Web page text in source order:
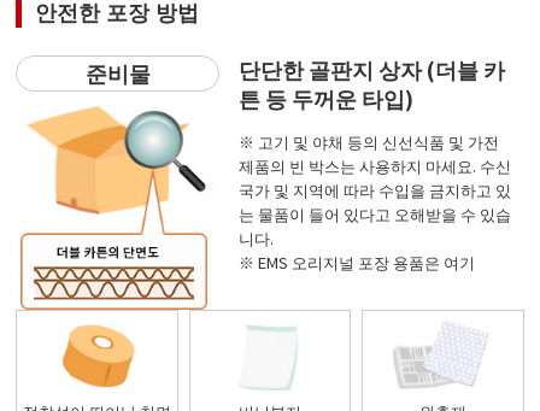
안전한 포장 방법
준비물
단단한 골판지 상자 (더블 카
튼 등 두꺼운 타입)
※ 고기 및 야채 등의 신선식품 및 가전
제품의 빈 박스는 사용하지 마세요. 수신
국가 및 지역에 따라 수입을 금지하고 있
는 물품이 들어 있다고 오해받을 수 있습
니다.
※ EMS 오리지널 포장 용품은 여기